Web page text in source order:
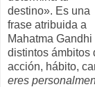
destino». Es una
frase atribuida a
Mahatma
distintos ámbitos
acción, hábito,
eres